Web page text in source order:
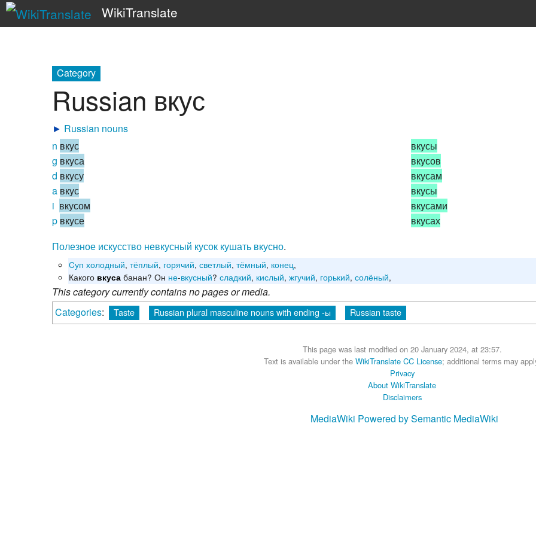
WikiTranslate
Category
Russian вкус
► Russian nouns
n вкус
g вкуса
d вкусу
a вкус
i вкусом
p вкусе
вкусы
вкусов
вкусам
вкусы
вкусами
вкусах
Полезное искусство невкусный кусок кушать вкусно.
Cуп холодный,тёплый, горячий,светлый,тёмный, конец,
Какого вкуса банан? Он не-вкусный?сладкий, кислый,жгучий, горький,солёный,
This category currently contains no pages or media.
Categories: Taste Russian plural masculine nouns with ending -ы Russian taste
This page was last modified on 20 January 2024, at 23:57.
Text is available under the WikiTranslate CC License; additional terms may
Privacy
About WikiTranslate
Disclaimers
MediaWiki Powered by Semantic MediaWiki